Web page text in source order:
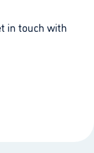
in touch with